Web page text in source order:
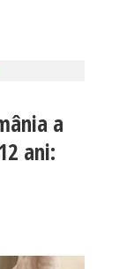
a
ani: